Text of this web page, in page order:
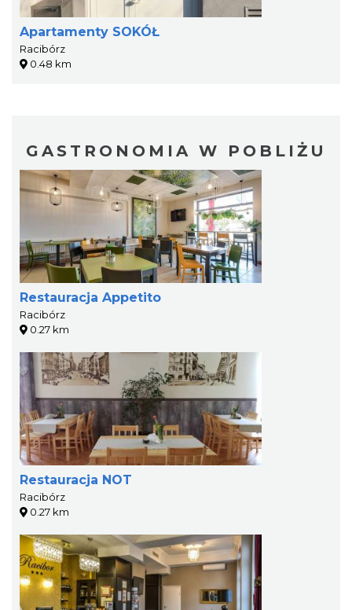
Apartamenty SOKÓŁ
Racibórz
0.48 km
GASTRONOMIA W POBLIŻU
Restauracja Appetito
Racibórz
0.27 km
Restauracja NOT
Racibórz
0.27 km